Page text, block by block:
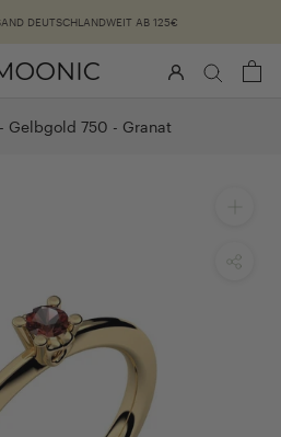
DEUTSCHLANDWEIT AB 125€
Gelbgold 750 - Granat